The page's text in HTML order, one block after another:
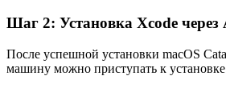
Шаг 2: Установка Xcode через
После успешной установки macOS
машину можно приступать к